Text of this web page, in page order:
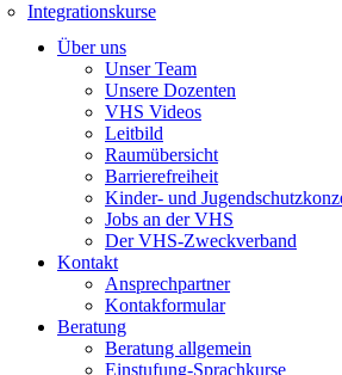
Integrationskurse
Über uns
Unser Team
Unsere Dozenten
VHS Videos
Leitbild
Raumübersicht
Barrierefreiheit
Kinder- und
Jobs an der VHS
Der VHS-Zweckverband
Kontakt
Ansprechpartner
Kontakformular
Beratung
Beratung allgemein
Einstufung-Sprachkurse